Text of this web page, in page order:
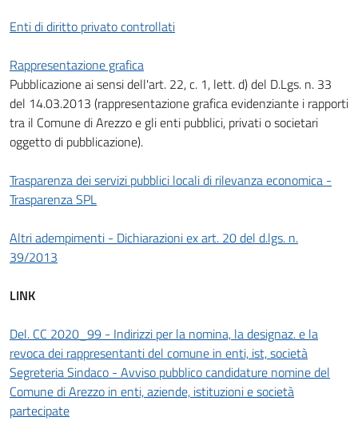
Enti di diritto privato controllati
Rappresentazione grafica
Pubblicazione ai sensi dell'art. 22, c. 1, lett. d) del D.Lgs. n. 33
del 14.03.2013 (rappresentazione grafica evidenziante i rapporti
tra il Comune di Arezzo e gli enti pubblici, privati o societari
oggetto di pubblicazione).
Trasparenza dei servizi pubblici locali di rilevanza economica -
Trasparenza SPL
Altri adempimenti - Dichiarazioni ex art. 20 del d.lgs. n.
39/2013
LINK
Del. CC 2020_99 - Indirizzi per la nomina, la designaz. e la
revoca dei rappresentanti del comune in enti, ist, società
Segreteria Sindaco - Avviso pubblico candidature nomine del
Comune di Arezzo in enti, aziende, istituzioni e società
partecipate